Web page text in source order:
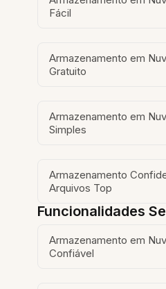
Fácil
Armazenamento em
Gratuito
Armazenamento em
Simples
Armazenamento
Arquivos Top
Funcionalidades
Armazenamento em
Confiável